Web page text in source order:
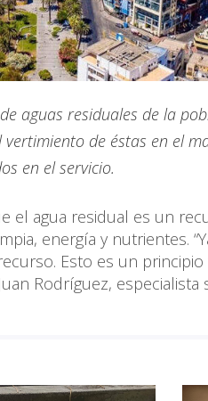
aguas residuales de la
de éstas en el
en el servicio.
el agua residual es un
energía y nutrientes.
Esto es un
Rodríguez,